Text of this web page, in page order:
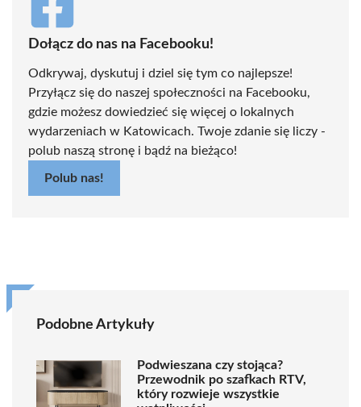
Dołącz do nas na Facebooku!
Odkrywaj, dyskutuj i dziel się tym co najlepsze!
Przyłącz się do naszej społeczności na Facebooku,
gdzie możesz dowiedzieć się więcej o lokalnych
wydarzeniach w Katowicach. Twoje zdanie się liczy -
polub naszą stronę i bądź na bieżąco!
Polub nas!
Podobne Artykuły
Podwieszana czy stojąca?
Przewodnik po szafkach RTV,
który rozwieje wszystkie